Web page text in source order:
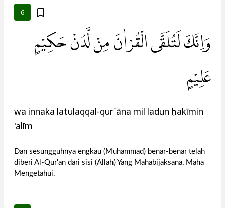
6
وَاِنَّكَ لَتُلَقَّى الْقُرْاٰنَ مِنْ لَّدُنْ حَكِيْمٍ
عَلِيْمٍ
wa innaka latulaqqal-qur`āna mil ladun ḥakīmin
'alīm
Dan sesungguhnya engkau (Muhammad) benar-benar telah
diberi Al-Qur'an dari sisi (Allah) Yang Mahabijaksana, Maha
Mengetahui.